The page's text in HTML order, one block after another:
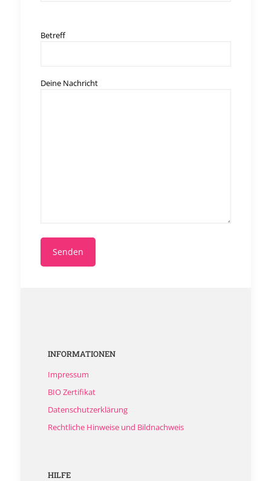
Bitte lasse dieses Feld leer.
Betreff
Deine Nachricht
INFORMATIONEN
Impressum
BIO Zertifikat
Datenschutzerklärung
Rechtliche Hinweise und Bildnachweis
HILFE